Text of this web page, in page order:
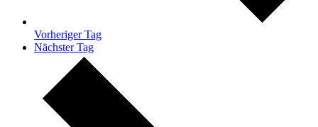
Vorheriger Tag
Nächster Tag